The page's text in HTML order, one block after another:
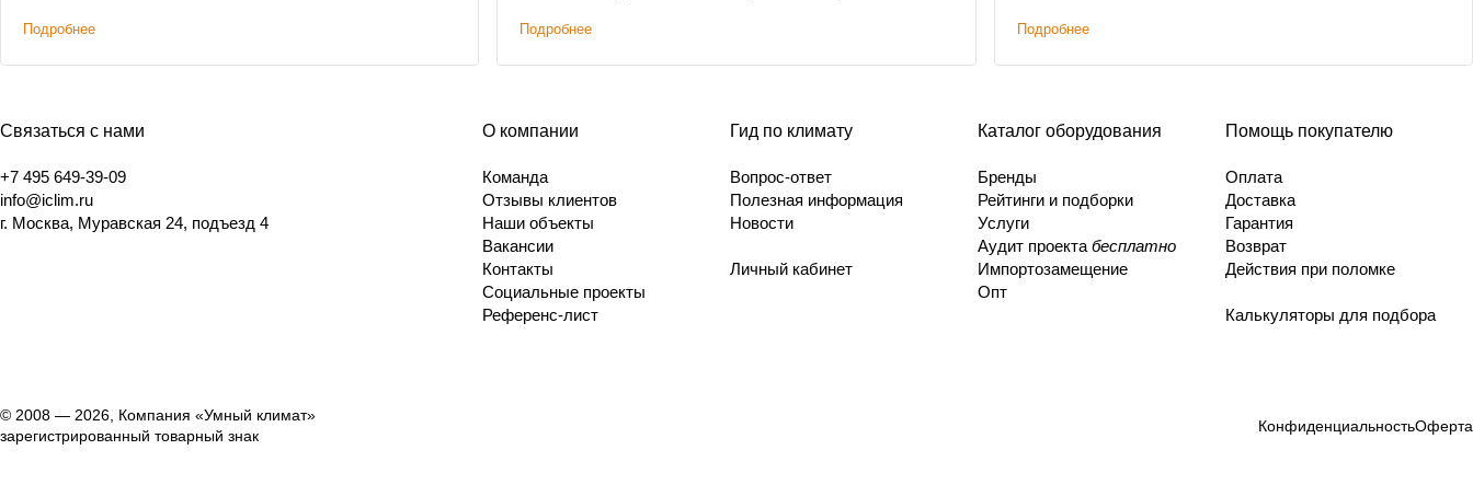
Подробнее Подробнее Подробнее
Связаться с нами
+7 495 649-39-09
info@iclim.ru
г. Москва, Муравская 24, подъезд 4
О компании
Команда
Отзывы клиентов
Наши объекты
Вакансии
Контакты
Социальные проекты
Референс-лист
Гид по климату
Вопрос-ответ
Полезная информация
Новости
Личный кабинет
Каталог оборудования
Бренды
Рейтинги и подборки
Услуги
Аудит проекта бесплатно
Импортозамещение
Опт
Помощь покупателю
Оплата
Доставка
Гарантия
Возврат
Действия при поломке
Калькуляторы для подбора
© 2008 — 2026, Компания «Умный климат»
зарегистрированный товарный знак
КонфиденциальностьОферта